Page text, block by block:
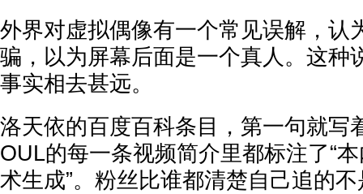
外界对虚拟偶像有一个常见误解，认
骗，以为屏幕后面是一个真人。这种
事实相去甚远。
洛天依的百度百科条目，第一句就写
OUL的每一条视频简介里都标注了“
术生成”。粉丝比谁都清楚自己追的